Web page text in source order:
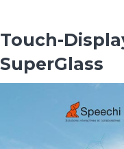
Touch-
SuperGlass